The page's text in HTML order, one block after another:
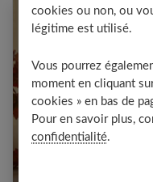
Soulager les
: 10 solutions
cookies ou non, ou
légitime est utilisé.
Vous pourrez
moment en cliquant
cookies » en bas de
Pour en savoir plus,
confidentialité.